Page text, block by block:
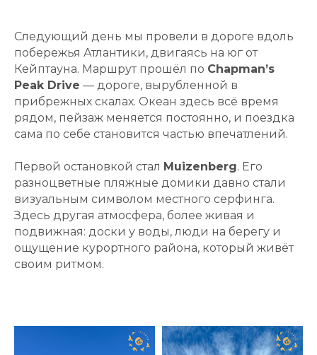
Следующий день мы провели в дороге вдоль
побережья Атлантики, двигаясь на юг от
Кейптауна. Маршрут прошёл по Chapman’s
Peak Drive — дороге, вырубленной в
прибрежных скалах. Океан здесь всё время
рядом, пейзаж меняется постоянно, и поездка
сама по себе становится частью впечатлений.
Первой остановкой стал Muizenberg. Его
разноцветные пляжные домики давно стали
визуальным символом местного серфинга.
Здесь другая атмосфера, более живая и
подвижная: доски у воды, люди на берегу и
ощущение курортного района, который живёт
своим ритмом.